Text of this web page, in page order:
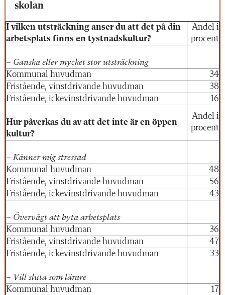
skolan
I vilken utsträckning anser du att det på din
arbetsplats finns en tystnadskultur?
Andel i
procent
– Ganska eller mycket stor utsträckning
Kommunal huvudman
34
Fristående, vinstdrivande huvudman
38
Fristående, ickevinstdrivande huvudman
16
Hur påverkas du av att det inte är en öppen
kultur?
Andel i
procent
– Känner mig stressad
Kommunal huvudman
48
Fristående, vinstdrivande huvudman
56
Fristående, ickevinstdrivande huvudman
43
– Övervägt att byta arbetsplats
Kommunal huvudman
36
Fristående, vinstdrivande huvudman
47
Fristående, ickevinstdrivande huvudman
33
– Vill sluta som lärare
Kommunal huvudman
17